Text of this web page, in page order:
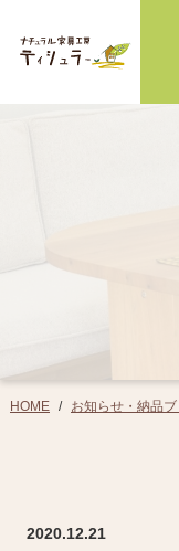
HOME / お知らせ・納品
2020.12.21